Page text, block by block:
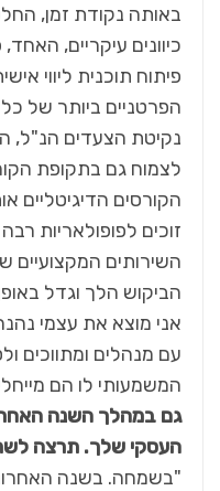
באותה נקודת זמן,
כיוונים עיקריים,
פיתוח תוכנית ליווי
הפרטניים ביותר של
נקיטת הצעדים הנ"ל,
לצמוח גם בתקופת
הקורסים הדיגיטליים
זוכים לפופולאריות
השירותים המקצועיים
הביקוש הלך וגדל
אני מוצא את עצמי
עם מנהלים ומתווכים
המשמעותי לו הם
גם במהלך השנה
העסקי שלך. תרצה
"בשמחה. בשנה